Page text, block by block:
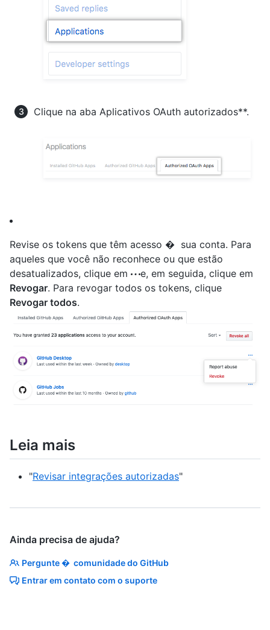
Clique na aba Aplicativos OAuth autorizados**.
Revise os tokens que têm acesso � sua conta. Para
aqueles que você não reconhece ou que estão
desatualizados, clique em
e, em seguida, clique em
Revogar. Para revogar todos os tokens, clique
Revogar todos.
Leia mais
"Revisar integrações autorizadas"
Ainda precisa de ajuda?
Pergunte � comunidade do GitHub
Entrar em contato com o suporte